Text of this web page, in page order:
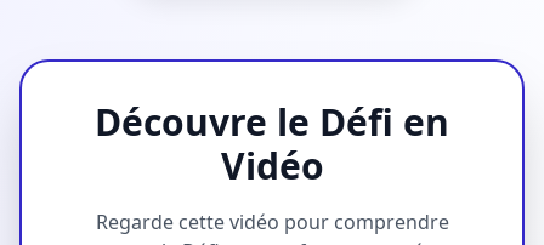
Découvre le Défi en
Vidéo
Regarde cette vidéo pour comprendre